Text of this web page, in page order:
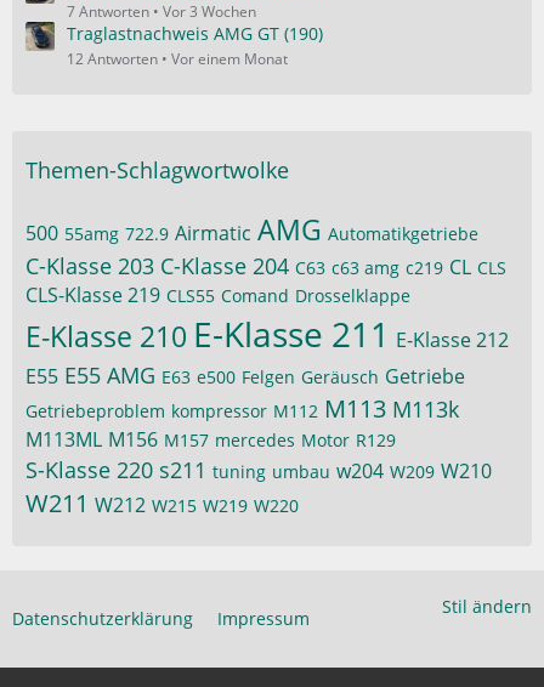
7 Antworten Vor 3 Wochen
Traglastnachweis AMG GT (190)
12 Antworten Vor einem Monat
Themen-Schlagwortwolke
500 55amg 722.9 Airmatic AMG Automatikgetriebe
C-Klasse 203 C-Klasse 204 C63 c63 amg c219 CL CLS
CLS-Klasse 219 CLS55 Comand Drosselklappe
E-Klasse 210 E-Klasse 211 E-Klasse 212
E55 E55 AMG E63 e500 Felgen Geräusch Getriebe
Getriebeproblem kompressor M112 M113 M113k
M113ML M156 M157 mercedes Motor R129
S-Klasse 220 s211 tuning umbau w204 W209 W210
W211 W212 W215 W219 W220
Stil ändern
Datenschutzerklärung Impressum